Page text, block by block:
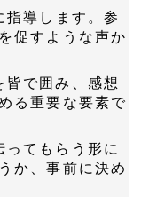
指導します。参
促すような声か
皆で囲み、感想
る重要な要素で
ってもらう形に
か、事前に決め